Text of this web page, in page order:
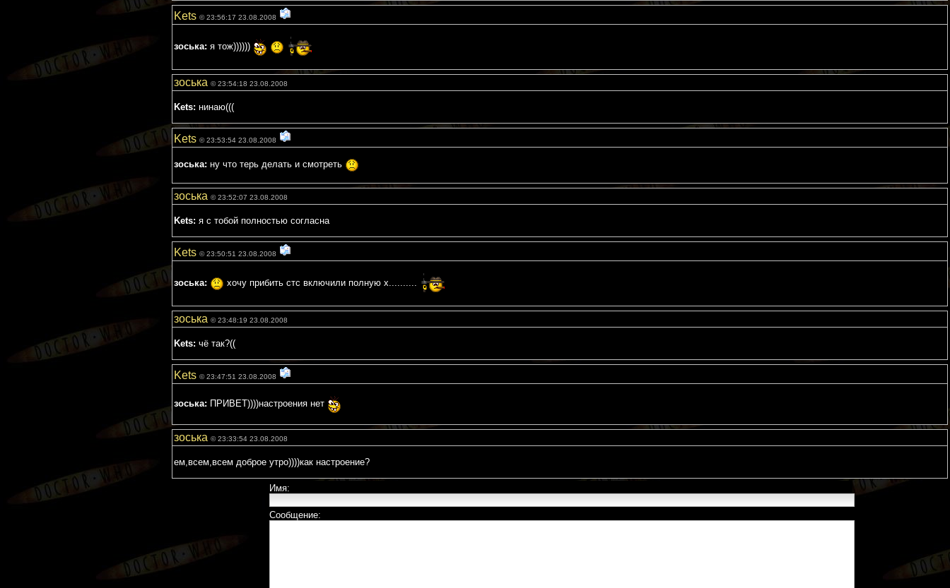
Kets © 23:56:17 23.08.2008
зоська: я тож))))))
зоська © 23:54:18 23.08.2008
Kets: нинаю(((
Kets © 23:53:54 23.08.2008
зоська: ну что терь делать и смотреть
зоська © 23:52:07 23.08.2008
Kets: я с тобой полностью согласна
Kets © 23:50:51 23.08.2008
зоська: хочу прибить стс включили полную х..........
зоська © 23:48:19 23.08.2008
Kets: чё так?((
Kets © 23:47:51 23.08.2008
зоська: ПРИВЕТ))))настроения нет
зоська © 23:33:54 23.08.2008
ем,всем,всем доброе утро))))как настроение?
Имя:
Сообщение: